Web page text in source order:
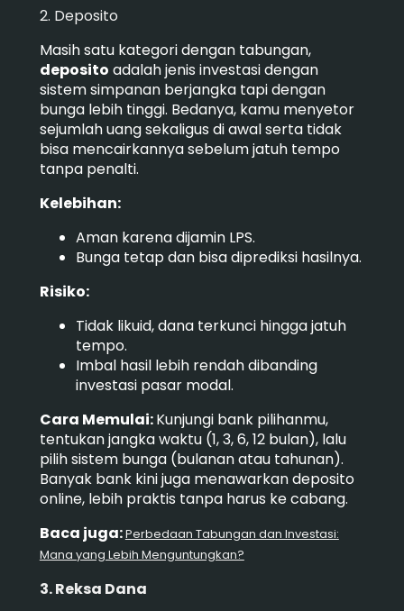
2. Deposito
Masih satu kategori dengan tabungan,
deposito adalah jenis investasi dengan
sistem simpanan berjangka tapi dengan
bunga lebih tinggi. Bedanya, kamu menyetor
sejumlah uang sekaligus di awal serta tidak
bisa mencairkannya sebelum jatuh tempo
tanpa penalti.
Kelebihan:
Aman karena dijamin LPS.
Bunga tetap dan bisa diprediksi hasilnya.
Risiko:
Tidak likuid, dana terkunci hingga jatuh
tempo.
Imbal hasil lebih rendah dibanding
investasi pasar modal.
Cara Memulai:Kunjungi bank pilihanmu,
tentukan jangka waktu (1, 3, 6, 12 bulan), lalu
pilih sistem bunga (bulanan atau tahunan).
Banyak bank kini juga menawarkan deposito
online, lebih praktis tanpa harus ke cabang.
Baca juga:Perbedaan Tabungan dan Investasi:
Mana yang Lebih Menguntungkan?
3. Reksa Dana